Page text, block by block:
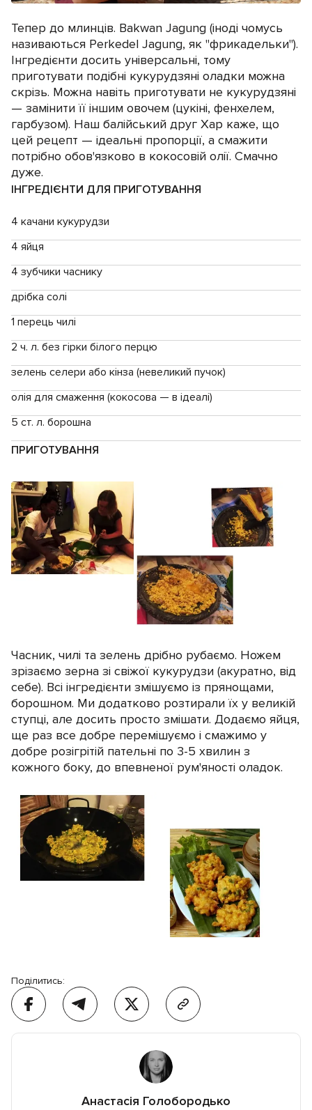
Тепер до млинців. Bakwan Jagung (іноді чомусь
називаються Perkedel Jagung, як "фрикадельки").
Інгредієнти досить універсальні, тому
приготувати подібні кукурудзяні оладки можна
скрізь. Можна навіть приготувати не кукурудзяні
— замінити її іншим овочем (цукіні, фенхелем,
гарбузом). Наш балійський друг Хар каже, що
цей рецепт — ідеальні пропорції, а смажити
потрібно обов'язково в кокосовій олії. Смачно
дуже.
ІНГРЕДІЄНТИ ДЛЯ ПРИГОТУВАННЯ
4 качани кукурудзи
4 яйця
4 зубчики часнику
дрібка солі
1 перець чилі
2 ч. л. без гірки білого перцю
зелень селери або кінза (невеликий пучок)
олія для смаження (кокосова — в ідеалі)
5 ст. л. борошна
ПРИГОТУВАННЯ
Часник, чилі та зелень дрібно рубаємо. Ножем
зрізаємо зерна зі свіжої кукурудзи (акуратно, від
себе). Всі інгредієнти змішуємо із прянощами,
борошном. Ми додатково розтирали їх у великій
ступці, але досить просто змішати. Додаємо яйця,
ще раз все добре перемішуємо і смажимо у
добре розігрітій пательні по 3-5 хвилин з
кожного боку, до впевненої рум'яності оладок.
Поділитись:
Анастасія Голобородько